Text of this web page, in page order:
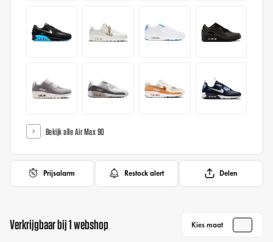
Bekijk alle Air Max 90
Prijsalarm Restock alert Delen
Verkrijgbaar bij 1 webshop Kies maat